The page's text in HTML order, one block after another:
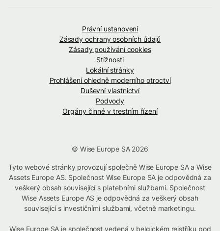
Právní ustanovení
Zásady ochrany osobních údajů
Zásady používání cookies
Stížnosti
Lokální stránky
Prohlášení ohledně moderního otroctví
Duševní vlastnictví
Podvody
Orgány činné v trestním řízení
© Wise Europe SA 2026
Tyto webové stránky provozují společně Wise Europe SA a Wise
Assets Europe AS. Společnost Wise Europe SA je odpovědná za
veškerý obsah související s platebními službami. Společnost
Wise Assets Europe AS je odpovědná za veškerý obsah
související s investičními službami, včetně marketingu.
Wise Europe SA je společnost vedená v belgickém rejstříku pod